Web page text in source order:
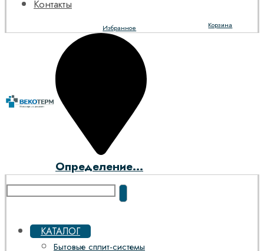
Контакты
Корзина
Избранное
Определение...
КАТАЛОГ
Бытовые сплит-системы